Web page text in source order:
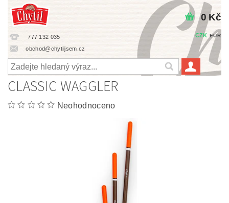
777 132 035
obchod@chytiljsem.cz
CZK EUR
0 Kč
CLASSIC WAGGLER
Neohodnoceno